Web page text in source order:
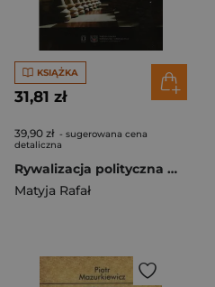
KSIĄŻKA
31,81 zł
39,90 zł - sugerowana cena
detaliczna
Rywalizacja polityczna w Polsce
Matyja Rafał